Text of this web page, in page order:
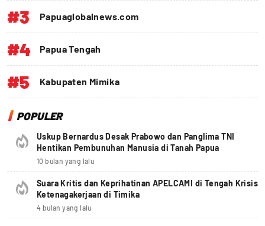
#3 Papuaglobalnews.com
#4 Papua Tengah
#5 Kabupaten Mimika
POPULER
Uskup Bernardus Desak Prabowo dan Panglima TNI
Hentikan Pembunuhan Manusia di Tanah Papua
10 bulan yang lalu
Suara Kritis dan Keprihatinan APELCAMI di Tengah Krisis
Ketenagakerjaan di Timika
4 bulan yang lalu